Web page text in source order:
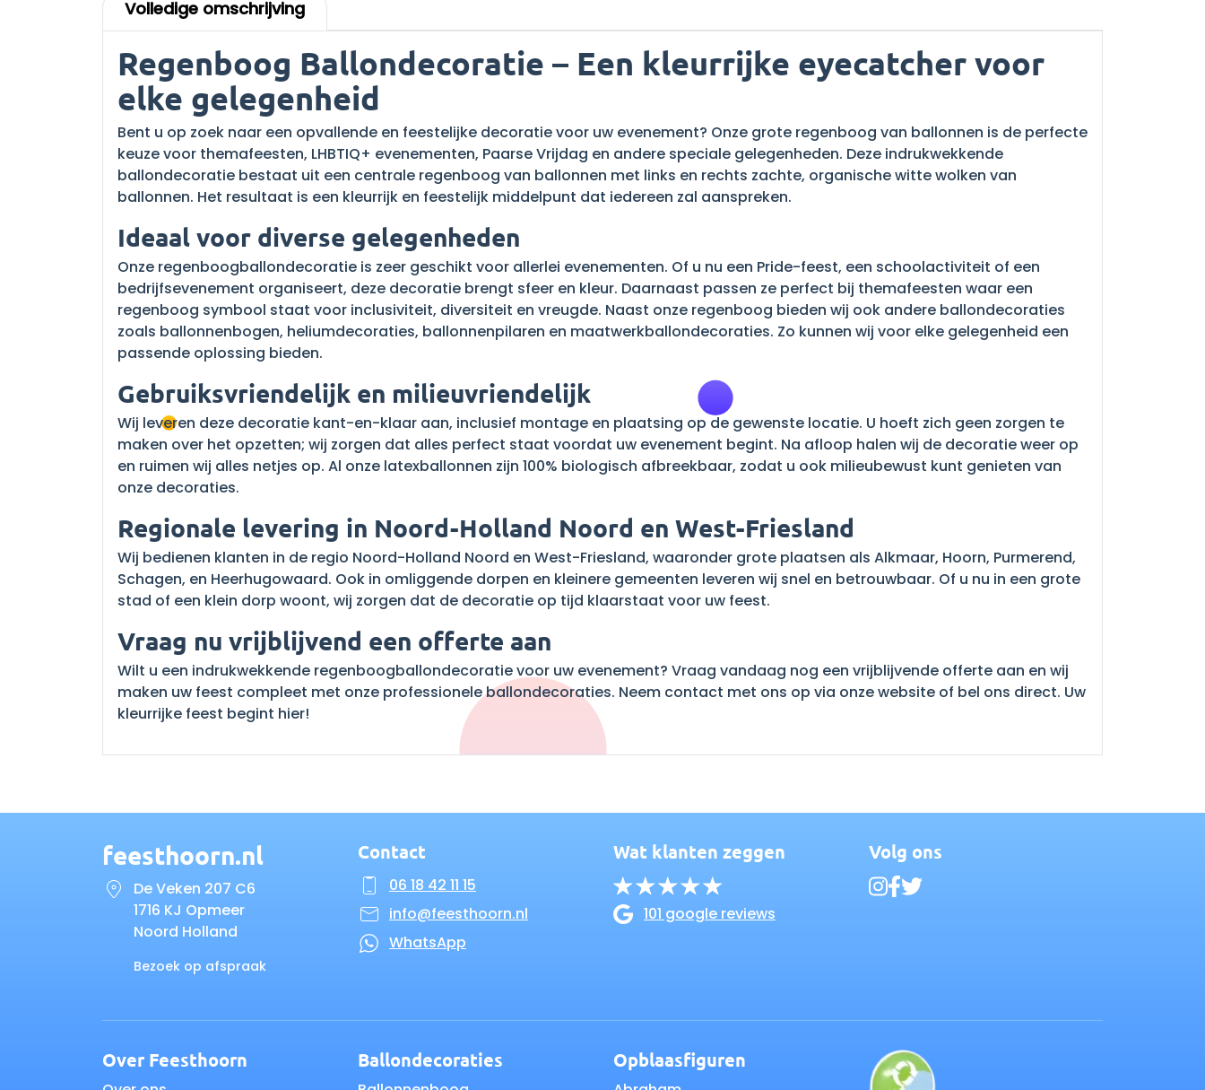
Volledige omschrijving
Regenboog Ballondecoratie – Een kleurrijke eyecatcher voor
elke gelegenheid
Bent u op zoek naar een opvallende en feestelijke decoratie voor uw evenement? Onze grote regenboog van ballonnen is de perfecte
keuze voor themafeesten, LHBTIQ+ evenementen, Paarse Vrijdag en andere speciale gelegenheden. Deze indrukwekkende
ballondecoratie bestaat uit een centrale regenboog van ballonnen met links en rechts zachte, organische witte wolken van
ballonnen. Het resultaat is een kleurrijk en feestelijk middelpunt dat iedereen zal aanspreken.
Ideaal voor diverse gelegenheden
Onze regenboogballondecoratie is zeer geschikt voor allerlei evenementen. Of u nu een Pride-feest, een schoolactiviteit of een
bedrijfsevenement organiseert, deze decoratie brengt sfeer en kleur. Daarnaast passen ze perfect bij themafeesten waar een
regenboog symbool staat voor inclusiviteit, diversiteit en vreugde. Naast onze regenboog bieden wij ook andere ballondecoraties
zoals ballonnenbogen, heliumdecoraties, ballonnenpilaren en maatwerkballondecoraties. Zo kunnen wij voor elke gelegenheid een
passende oplossing bieden.
Gebruiksvriendelijk en milieuvriendelijk
Wij leveren deze decoratie kant-en-klaar aan, inclusief montage en plaatsing op de gewenste locatie. U hoeft zich geen zorgen te
maken over het opzetten; wij zorgen dat alles perfect staat voordat uw evenement begint. Na afloop halen wij de decoratie weer op
en ruimen wij alles netjes op. Al onze latexballonnen zijn 100% biologisch afbreekbaar, zodat u ook milieubewust kunt genieten van
onze decoraties.
Regionale levering in Noord-Holland Noord en West-Friesland
Wij bedienen klanten in de regio Noord-Holland Noord en West-Friesland, waaronder grote plaatsen als Alkmaar, Hoorn, Purmerend,
Schagen, en Heerhugowaard. Ook in omliggende dorpen en kleinere gemeenten leveren wij snel en betrouwbaar. Of u nu in een grote
stad of een klein dorp woont, wij zorgen dat de decoratie op tijd klaarstaat voor uw feest.
Vraag nu vrijblijvend een offerte aan
Wilt u een indrukwekkende regenboogballondecoratie voor uw evenement? Vraag vandaag nog een vrijblijvende offerte aan en wij
maken uw feest compleet met onze professionele ballondecoraties. Neem contact met ons op via onze website of bel ons direct. Uw
kleurrijke feest begint hier!
feesthoorn.nl
De Veken 207 C6
1716 KJ Opmeer
Noord Holland
Bezoek op afspraak
Contact
06 18 42 11 15
info@feesthoorn.nl
WhatsApp
Wat klanten zeggen
101 google reviews
Volg ons
Over Feesthoorn Ballondecoraties Opblaasfiguren